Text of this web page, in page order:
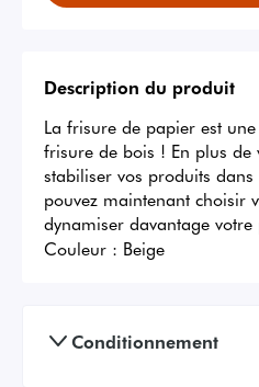
Description du produit
La frisure de papier est
frisure de bois ! En plus de
stabiliser vos produits
pouvez maintenant choisir
dynamiser davantage votre
Couleur : Beige
Conditionnement